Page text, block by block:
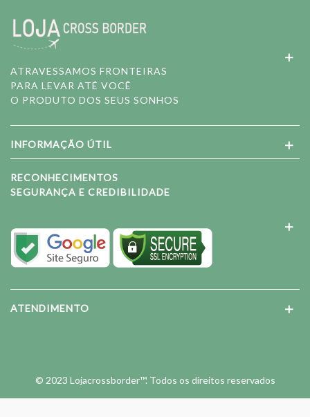
ATRAVESSAMOS FRONTEIRAS
PARA LEVAR ATÉ VOCÊ
O PRODUTO DOS SEUS SONHOS
INFORMAÇÃO ÚTIL
RECONHECIMENTOS
SEGURANÇA E CREDIBILIDADE
ATENDIMENTO
© 2023 Lojacrossborder™. Todos os direitos reservados